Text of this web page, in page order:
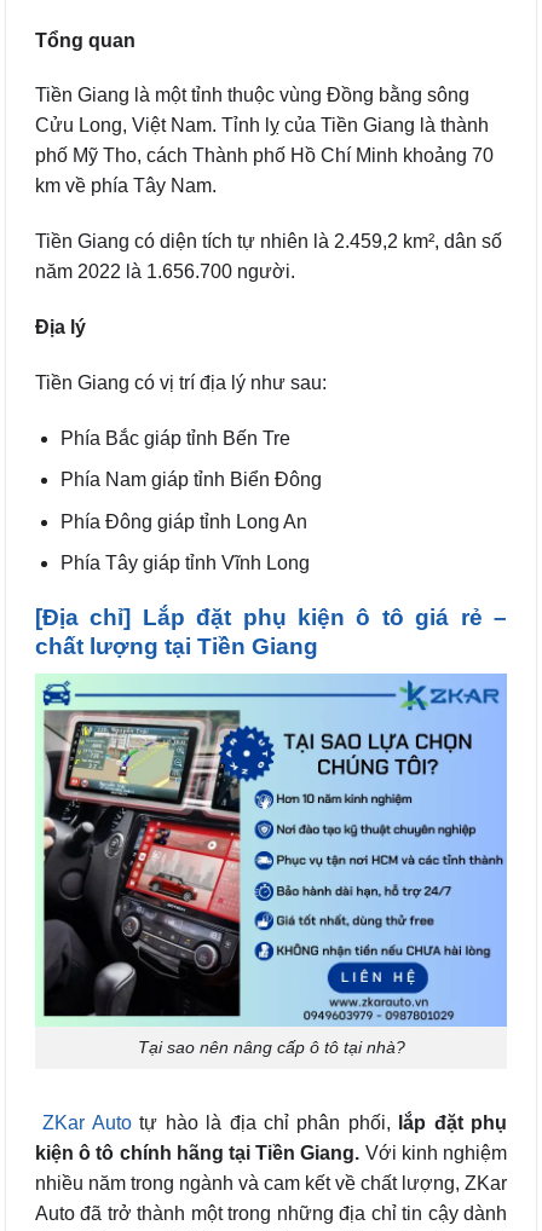
Tổng quan
Tiền Giang là một tỉnh thuộc vùng Đồng bằng sông
Cửu Long, Việt Nam. Tỉnh lỵ của Tiền Giang là thành
phố Mỹ Tho, cách Thành phố Hồ Chí Minh khoảng 70
km về phía Tây Nam.
Tiền Giang có diện tích tự nhiên là 2.459,2 km², dân số
năm 2022 là 1.656.700 người.
Địa lý
Tiền Giang có vị trí địa lý như sau:
Phía Bắc giáp tỉnh Bến Tre
Phía Nam giáp tỉnh Biển Đông
Phía Đông giáp tỉnh Long An
Phía Tây giáp tỉnh Vĩnh Long
[Địa chỉ] Lắp đặt phụ kiện ô tô giá rẻ –
chất lượng tại Tiền Giang
Tại sao nên nâng cấp ô tô tại nhà?
ZKar Autotự hào là địa chỉ phân phối, lắp đặt phụ
kiện ô tô chính hãng tại Tiền Giang. Với kinh nghiệm
nhiều năm trong ngành và cam kết về chất lượng, ZKar
Auto đã trở thành một trong những địa chỉ tin cậy dành